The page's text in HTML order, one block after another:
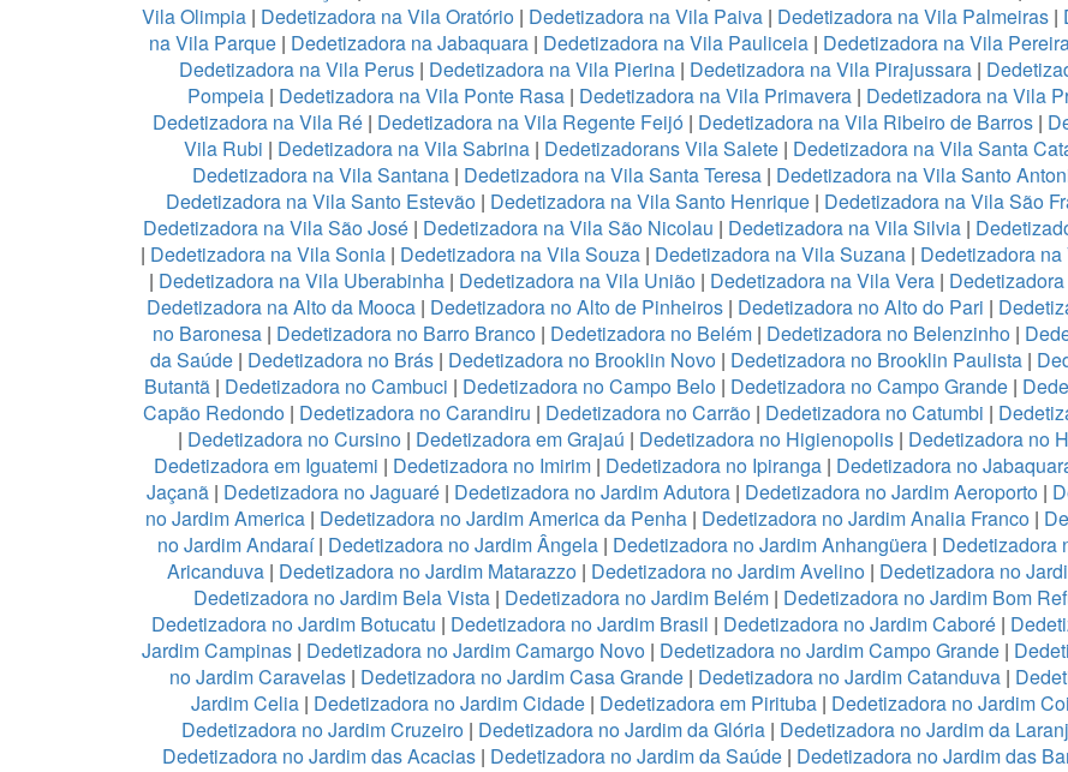
Vila Olimpia | Dedetizadora na Vila Oratório | Dedetizadora na Vila Paiva | Dedetizadora na Vila Palmeiras |
na Vila Parque | Dedetizadora na Jabaquara | Dedetizadora na Vila Pauliceia | Dedetizadora na Vila
Dedetizadora na Vila Perus| Dedetizadora na Vila Pierina| Dedetizadora na Vila Pirajussara|
Pompeia| Dedetizadora na Vila Ponte Rasa| Dedetizadora na Vila Primavera| Dedetizadora na Vila
Dedetizadora na Vila Ré | Dedetizadora na Vila Regente Feijó | Dedetizadora na Vila Ribeiro de Barros |
Vila Rubi | Dedetizadora na Vila Sabrina | Dedetizadorans Vila Salete | Dedetizadora na Vila Santa
Dedetizadora na Vila Santana | Dedetizadora na Vila Santa Teresa | Dedetizadora na Vila Santo
Dedetizadora na Vila Santo Estevão | Dedetizadora na Vila Santo Henrique | Dedetizadora na Vila São
Dedetizadora na Vila São José | Dedetizadora na Vila São Nicolau | Dedetizadora na Vila Silvia |
| Dedetizadora na Vila Sonia | Dedetizadora na Vila Souza | Dedetizadora na Vila Suzana | Dedetizadora
| Dedetizadora na Vila Uberabinha| Dedetizadora na Vila União| Dedetizadora na Vila Vera|
Dedetizadora na Alto da Mooca| Dedetizadora no Alto de Pinheiros| Dedetizadora no Alto do Pari |
no Baronesa| Dedetizadora no Barro Branco| Dedetizadora no Belém| Dedetizadora no Belenzinho|
da Saúde| Dedetizadora no Brás| Dedetizadora no Brooklin Novo| Dedetizadora no Brooklin Paulista|
Butantã | Dedetizadora no Cambuci | Dedetizadora no Campo Belo | Dedetizadora no Campo Grande |
Capão Redondo | Dedetizadora no Carandiru | Dedetizadora no Carrão | Dedetizadora no Catumbi |
| Dedetizadora no Cursino| Dedetizadora em Grajaú | Dedetizadora no Higienopolis| Dedetizadora no
Dedetizadora em Iguatemi | Dedetizadora no Imirim | Dedetizadora no Ipiranga | Dedetizadora no
Jaçanã | Dedetizadora no Jaguaré | Dedetizadora no Jardim Adutora | Dedetizadora no Jardim Aeroporto |
no Jardim America | Dedetizadora no Jardim America da Penha | Dedetizadora no Jardim Analia Franco |
no Jardim Andaraí| Dedetizadora no Jardim Ângela | Dedetizadora no Jardim Anhangüera | Dedetizadora
Aricanduva| Dedetizadora no Jardim Matarazzo| Dedetizadora no Jardim Avelino| Dedetizadora no
Dedetizadora no Jardim Bela Vista| Dedetizadora no Jardim Belém| Dedetizadora no Jardim Bom
Dedetizadora no Jardim Botucatu | Dedetizadora no Jardim Brasil | Dedetizadora no Jardim Caboré|
Jardim Campinas | Dedetizadora no Jardim Camargo Novo | Dedetizadora no Jardim Campo Grande |
no Jardim Caravelas| Dedetizadora no Jardim Casa Grande| Dedetizadora no Jardim Catanduva|
Jardim Celia| Dedetizadora no Jardim Cidade| Dedetizadora em Pirituba| Dedetizadora no Jardim
Dedetizadora no Jardim Cruzeiro| Dedetizadora no Jardim da Glória| Dedetizadora no Jardim da
Dedetizadora no Jardim das Acacias | Dedetizadora no Jardim da Saúde | Dedetizadora no Jardim das